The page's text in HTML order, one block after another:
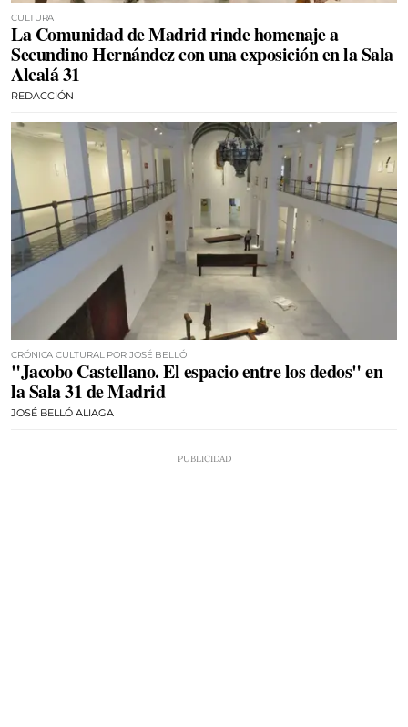
CULTURA
La Comunidad de Madrid rinde homenaje a
Secundino Hernández con una exposición en la Sala
Alcalá 31
REDACCIÓN
CRÓNICA CULTURAL POR JOSÉ BELLÓ
"Jacobo Castellano. El espacio entre los dedos" en
la Sala 31 de Madrid
JOSÉ BELLÓ ALIAGA